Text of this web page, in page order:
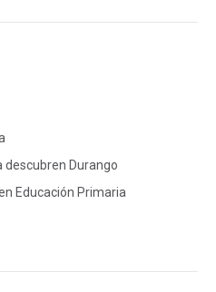
descubren Durango
Educación Primaria